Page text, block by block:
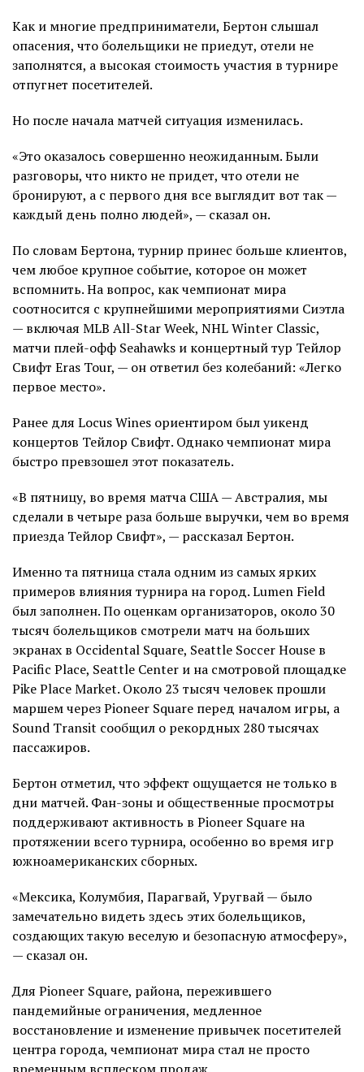
Как и многие предприниматели, Бертон слышал
опасения, что болельщики не приедут, отели не
заполнятся, а высокая стоимость участия в турнире
отпугнет посетителей.
Но после начала матчей ситуация изменилась.
«Это оказалось совершенно неожиданным. Были
разговоры, что никто не придет, что отели не
бронируют, а с первого дня все выглядит вот так —
каждый день полно людей», — сказал он.
По словам Бертона, турнир принес больше клиентов,
чем любое крупное событие, которое он может
вспомнить. На вопрос, как чемпионат мира
соотносится с крупнейшими мероприятиями Сиэтла
— включая MLB All-Star Week, NHL Winter Classic,
матчи плей-офф Seahawks и концертный тур Тейлор
Свифт Eras Tour, — он ответил без колебаний: «Легко
первое место».
Ранее для Locus Wines ориентиром был уикенд
концертов Тейлор Свифт. Однако чемпионат мира
быстро превзошел этот показатель.
«В пятницу, во время матча США — Австралия, мы
сделали в четыре раза больше выручки, чем во время
приезда Тейлор Свифт», — рассказал Бертон.
Именно та пятница стала одним из самых ярких
примеров влияния турнира на город. Lumen Field
был заполнен. По оценкам организаторов, около 30
тысяч болельщиков смотрели матч на больших
экранах в Occidental Square, Seattle Soccer House в
Pacific Place, Seattle Center и на смотровой площадке
Pike Place Market. Около 23 тысяч человек прошли
маршем через Pioneer Square перед началом игры, а
Sound Transit сообщил о рекордных 280 тысячах
пассажиров.
Бертон отметил, что эффект ощущается не только в
дни матчей. Фан-зоны и общественные просмотры
поддерживают активность в Pioneer Square на
протяжении всего турнира, особенно во время игр
южноамериканских сборных.
«Мексика, Колумбия, Парагвай, Уругвай — было
замечательно видеть здесь этих болельщиков,
создающих такую веселую и безопасную атмосферу»,
— сказал он.
Для Pioneer Square, района, пережившего
пандемийные ограничения, медленное
восстановление и изменение привычек посетителей
центра города, чемпионат мира стал не просто